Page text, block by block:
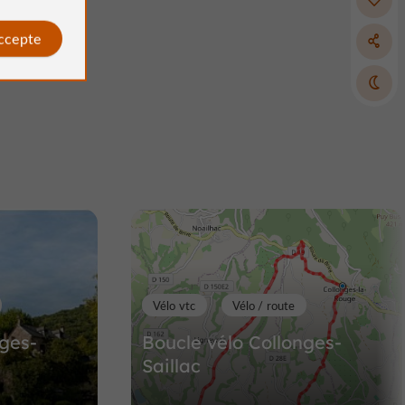
Villes & Villages à Beynat
8,1 km
Boucle vélo Collonges-
Saillac
Vélo vtc Vélo / route